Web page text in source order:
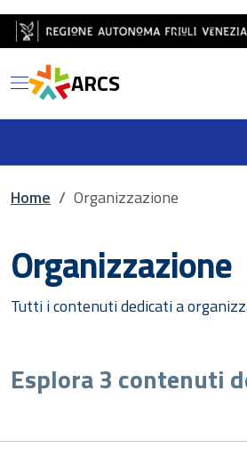
Salta al contenuto principale
Salta al piè di pagina
ARCS
Briciole di pane
Home / Organizzazione
Organizzazione
Tutti i contenuti dedicati a
Esplora 3 contenuti